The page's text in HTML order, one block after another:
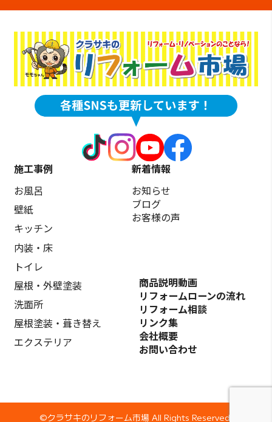
施工事例
お風呂
壁紙
キッチン
内装・床
トイレ
屋根・外壁塗装
洗面所
屋根塗装・葺き替え
エクステリア
新着情報
お知らせ
ブログ
お客様の声
商品説明動画
リフォームローンの流れ
リフォーム相談
リンク集
会社概要
お問い合わせ
©️クラサキのリフォーム市場 All Rights Reserved.